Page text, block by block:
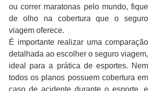
ou correr maratonas pelo mundo, fique
de olho na cobertura que o seguro
viagem oferece.
É importante realizar uma comparação
detalhada ao escolher o seguro viagem,
ideal para a prática de esportes. Nem
todos os planos possuem cobertura em
caso de acidente durante o esporte, e